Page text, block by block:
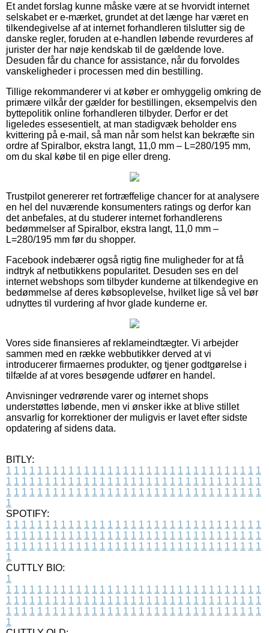
Et andet forslag kunne måske være at se hvorvidt internet
selskabet er e-mærket, grundet at det længe har været en
tilkendegivelse af at internet forhandleren tilslutter sig de
danske regler, foruden at e-handlen løbende revurderes af
jurister der har nøje kendskab til de gældende love.
Desuden får du chance for assistance, når du forvoldes
vanskeligheder i processen med din bestilling.
Tillige rekommanderer vi at køber er omhyggelig omkring de
primære vilkår der gælder for bestillingen, eksempelvis den
byttepolitik online forhandleren tilbyder. Derfor er det
ligeledes essesentielt, at man stadigvæk beholder ens
kvittering på e-mail, så man når som helst kan bekræfte sin
ordre af Spiralbor, ekstra langt, 11,0 mm – L=280/195 mm,
om du skal købe til en pige eller dreng.
Trustpilot genererer ret fortræffelige chancer for at analysere
en hel del nuværende konsumenters ratings og derfor kan
det anbefales, at du studerer internet forhandlerens
bedømmelser af Spiralbor, ekstra langt, 11,0 mm –
L=280/195 mm før du shopper.
Facebook indebærer også rigtig fine muligheder for at få
indtryk af netbutikkens popularitet. Desuden ses en del
internet webshops som tilbyder kunderne at tilkendegive en
bedømmelse af deres købsoplevelse, hvilket lige så vel bør
udnyttes til vurdering af hvor glade kunderne er.
Vores side finansieres af reklameindtægter. Vi arbejder
sammen med en række webbutikker derved at vi
introducerer firmaernes produkter, og tjener godtgørelse i
tilfælde af at vores besøgende udfører en handel.
Anvisninger vedrørende varer og internet shops
understøttes løbende, men vi ønsker ikke at blive stillet
ansvarlig for korrektioner der muligvis er lavet efter sidste
opdatering af sidens data.
BITLY:
1 1 1 1 1 1 1 1 1 1 1 1 1 1 1 1 1 1 1 1 1 1 1 1 1 1 1 1 1 1 1 1 1
1 1 1 1 1 1 1 1 1 1 1 1 1 1 1 1 1 1 1 1 1 1 1 1 1 1 1 1 1 1 1 1 1
1 1 1 1 1 1 1 1 1 1 1 1 1 1 1 1 1 1 1 1 1 1 1 1 1 1 1 1 1 1 1 1 1
1
SPOTIFY:
1 1 1 1 1 1 1 1 1 1 1 1 1 1 1 1 1 1 1 1 1 1 1 1 1 1 1 1 1 1 1 1 1
1 1 1 1 1 1 1 1 1 1 1 1 1 1 1 1 1 1 1 1 1 1 1 1 1 1 1 1 1 1 1 1 1
1 1 1 1 1 1 1 1 1 1 1 1 1 1 1 1 1 1 1 1 1 1 1 1 1 1 1 1 1 1 1 1 1
1
CUTTLY BIO:
1
1 1 1 1 1 1 1 1 1 1 1 1 1 1 1 1 1 1 1 1 1 1 1 1 1 1 1 1 1 1 1 1 1
1 1 1 1 1 1 1 1 1 1 1 1 1 1 1 1 1 1 1 1 1 1 1 1 1 1 1 1 1 1 1 1 1
1 1 1 1 1 1 1 1 1 1 1 1 1 1 1 1 1 1 1 1 1 1 1 1 1 1 1 1 1 1 1 1 1
1